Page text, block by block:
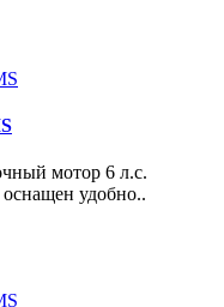
мотор 6 л.с.
удобно..